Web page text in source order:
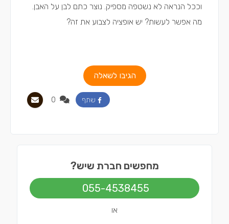
וככל הנראה לא נשטפה מספיק. נוצר כתם לבן על האבן.
מה אפשר לעשות? יש אופציה לצבוע את זה?
הגיבו לשאלה
שתף
מחפשים חברת שיש?
055-4538455
או